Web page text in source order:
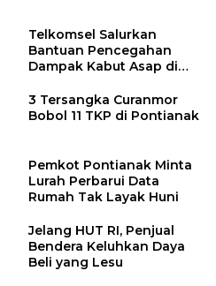
Telkomsel Salurkan
Bantuan Pencegahan
Dampak Kabut Asap di
3 Tersangka Curanmor
Bobol 11 TKP di Pontianak
Pemkot Pontianak Minta
Lurah Perbarui Data
Rumah Tak Layak Huni
Jelang HUT RI, Penjual
Bendera Keluhkan Daya
Beli yang Lesu